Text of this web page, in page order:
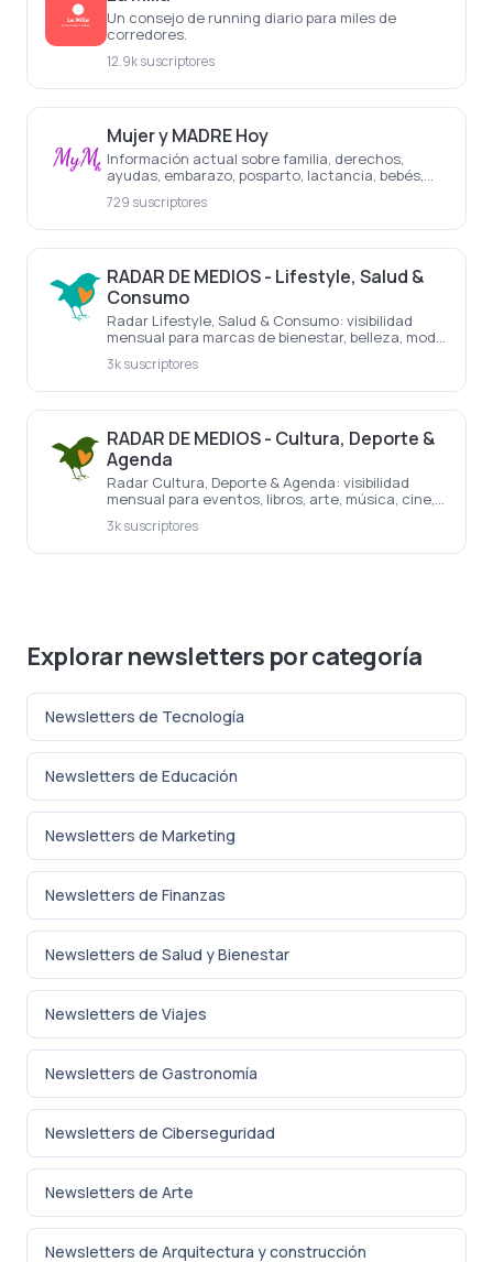
Un consejo de running diario para miles de
corredores.
12.9k suscriptores
Mujer y MADRE Hoy
Información actual sobre familia, derechos,
ayudas, embarazo, posparto, lactancia, bebés,
regalos, etc
729 suscriptores
RADAR DE MEDIOS - Lifestyle, Salud &
Consumo
Radar Lifestyle, Salud & Consumo: visibilidad
mensual para marcas de bienestar, belleza, moda,
3k suscriptores
RADAR DE MEDIOS - Cultura, Deporte &
Agenda
Radar Cultura, Deporte & Agenda: visibilidad
mensual para eventos, libros, arte, música, cine,
actual.
3k suscriptores
Explorar newsletters por categoría
Newsletters de Tecnología
Newsletters de Educación
Newsletters de Marketing
Newsletters de Finanzas
Newsletters de Salud y Bienestar
Newsletters de Viajes
Newsletters de Gastronomía
Newsletters de Ciberseguridad
Newsletters de Arte
Newsletters de Arquitectura y construcción